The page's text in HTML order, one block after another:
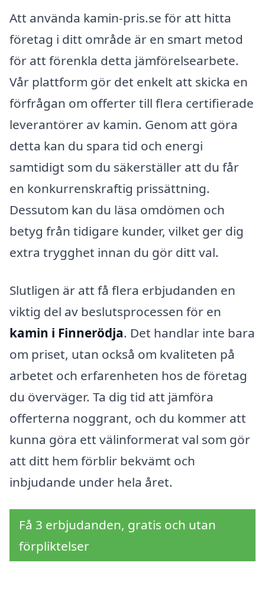
Att använda kamin-pris.se för att hitta
företag i ditt område är en smart metod
för att förenkla detta jämförelsearbete.
Vår plattform gör det enkelt att skicka en
förfrågan om offerter till flera certifierade
leverantörer av kamin. Genom att göra
detta kan du spara tid och energi
samtidigt som du säkerställer att du får
en konkurrenskraftig prissättning.
Dessutom kan du läsa omdömen och
betyg från tidigare kunder, vilket ger dig
extra trygghet innan du gör ditt val.
Slutligen är att få flera erbjudanden en
viktig del av beslutsprocessen för en
kamin i Finnerödja. Det handlar inte bara
om priset, utan också om kvaliteten på
arbetet och erfarenheten hos de företag
du överväger. Ta dig tid att jämföra
offerterna noggrant, och du kommer att
kunna göra ett välinformerat val som gör
att ditt hem förblir bekvämt och
inbjudande under hela året.
Få 3 erbjudanden, gratis och utan
förpliktelser